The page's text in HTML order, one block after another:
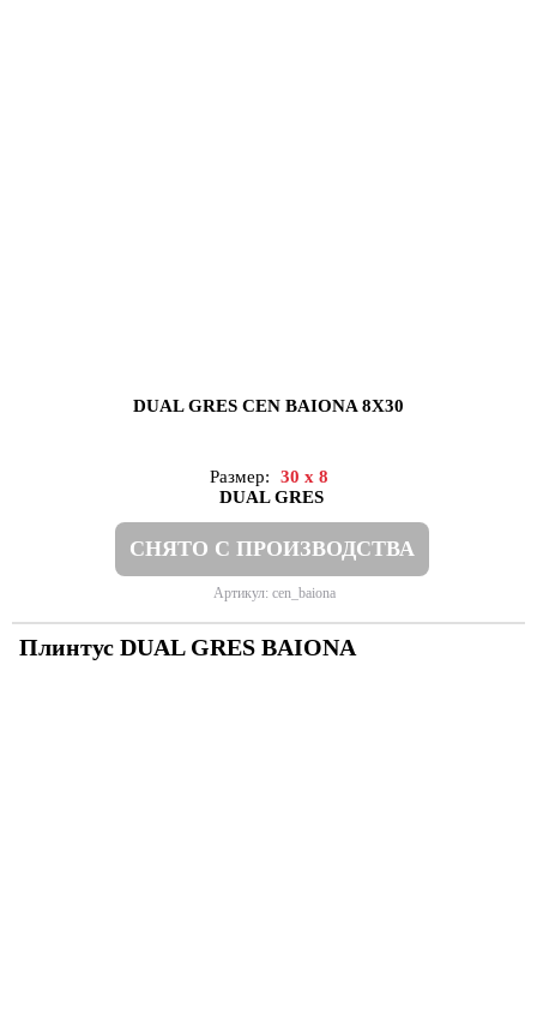
DUAL GRES CEN BAIONA 8X30
Размер:
30 x 8
DUAL GRES
СНЯТО С ПРОИЗВОДСТВА
Артикул: cen_baiona
Плинтус DUAL GRES BAIONA